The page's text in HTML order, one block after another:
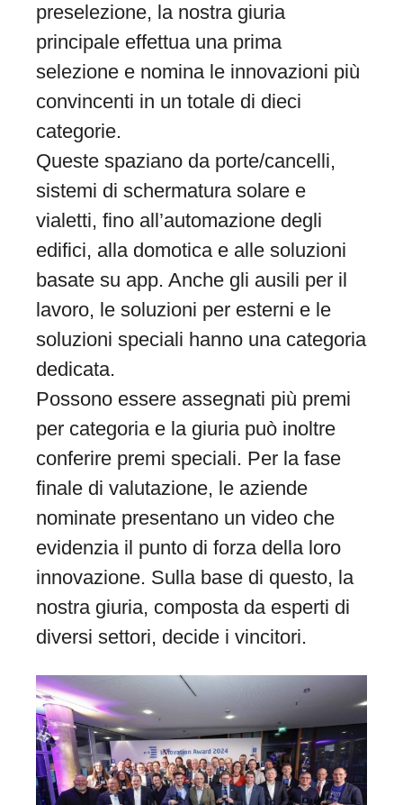
preselezione, la nostra giuria
principale effettua una prima
selezione e nomina le innovazioni più
convincenti in un totale di dieci
categorie.
Queste spaziano da porte/cancelli,
sistemi di schermatura solare e
vialetti, fino all’automazione degli
edifici, alla domotica e alle soluzioni
basate su app. Anche gli ausili per il
lavoro, le soluzioni per esterni e le
soluzioni speciali hanno una categoria
dedicata.
Possono essere assegnati più premi
per categoria e la giuria può inoltre
conferire premi speciali. Per la fase
finale di valutazione, le aziende
nominate presentano un video che
evidenzia il punto di forza della loro
innovazione. Sulla base di questo, la
nostra giuria, composta da esperti di
diversi settori, decide i vincitori.